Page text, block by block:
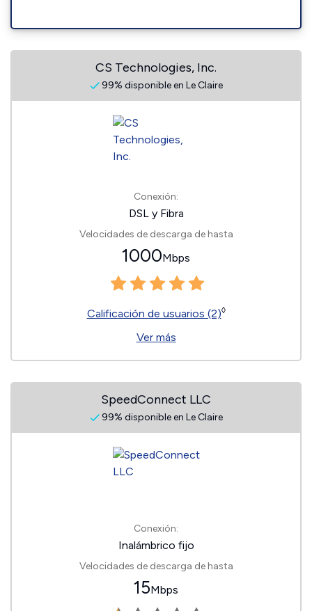
CS Technologies, Inc.
99% disponible en Le Claire
Conexión:
DSL y Fibra
Velocidades de descarga de hasta
1000Mbps
Calificación de usuarios (2)◊
Ver más
SpeedConnect LLC
99% disponible en Le Claire
Conexión:
Inalámbrico fijo
Velocidades de descarga de hasta
15Mbps